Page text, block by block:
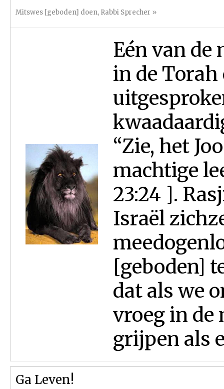
Mitswes [geboden] doen, Rabbi Sprecher »
Eén van de
in de
“Zie, het
machtige
23:24 ].
Israël
[geboden]
dat als we
vroeg in de
grijpen als
Ga Leven!